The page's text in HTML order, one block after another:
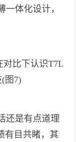
一体化设计，
还是有点道理
有目共睹，其